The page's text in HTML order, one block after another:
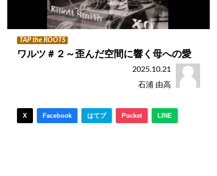
TAP the ROOTS
ワルツ＃２～歪んだ空間に響く母への愛
2025.10.21
石浦 由高
X Facebook はてブ Pocket LINE